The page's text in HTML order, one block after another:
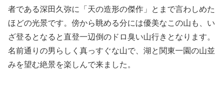
者である深田久弥に「天の造形の傑作」とまで言わしめた
ほどの光景です。傍から眺める分には優美なこの山も、い
ざ登るとなると直登一辺倒のドロ臭い山行きとなります。
名前通りの男らしく真っすぐな山で、湖と関東一園の山並
みを望む絶景を楽しんで来ました。